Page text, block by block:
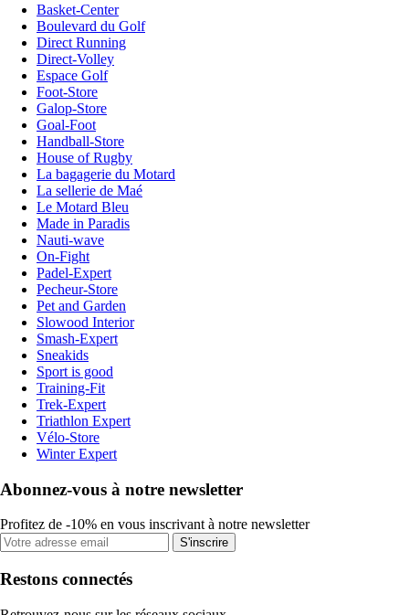
Basket-Center
Boulevard du Golf
Direct Running
Direct-Volley
Espace Golf
Foot-Store
Galop-Store
Goal-Foot
Handball-Store
House of Rugby
La bagagerie du Motard
La sellerie de Maé
Le Motard Bleu
Made in Paradis
Nauti-wave
On-Fight
Padel-Expert
Pecheur-Store
Pet and Garden
Slowood Interior
Smash-Expert
Sneakids
Sport is good
Training-Fit
Trek-Expert
Triathlon Expert
Vélo-Store
Winter Expert
Abonnez-vous à notre newsletter
Profitez de -10% en vous inscrivant à notre newsletter
S'inscrire
Restons connectés